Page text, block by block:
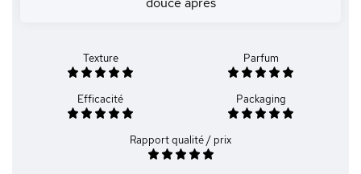
Texture Parfum
Efficacité Packaging
Rapport qualité / prix